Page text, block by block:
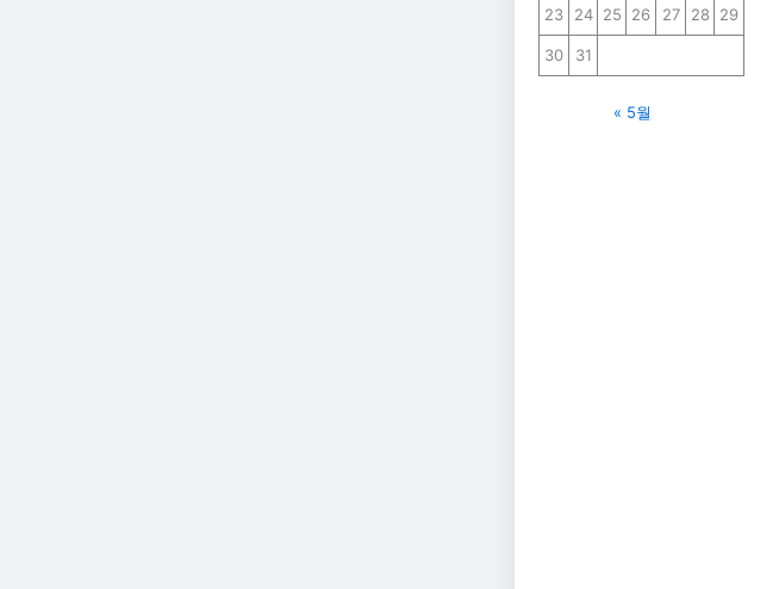
23 24 25 26 27 28 29
30 31
« 5월